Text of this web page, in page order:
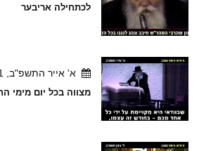
לכתחילה אריבער
א' אייר התשפ"ב, 08:31
מצווה בכל יום מימי